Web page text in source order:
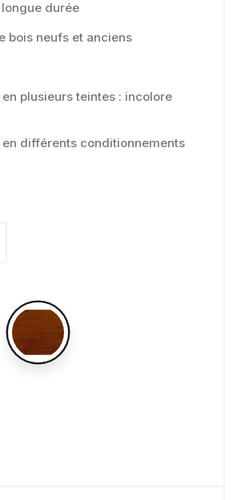
durée
bois neufs et anciens
plusieurs teintes : incolore
en différents conditionnements